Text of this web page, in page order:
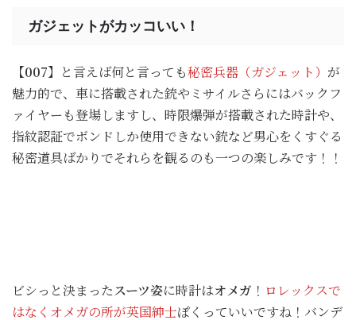
ガジェットがカッコいい！
【007】 と言えば何と言っても秘密兵器（ガジェット） が
魅力的で、車に搭載された銃やミサイルさらにはバックフ
ァイヤーも登場しますし、時限爆弾が搭載された時計や、
指紋認証でボンドしか使用できない銃など男心をくすぐる
秘密道具ばかりでそれらを観るのも一つの楽しみです！！
ビシっと決まったスーツ姿に時計はオメガ ！ ロレックスで
はなくオメガの所が英国紳士ぽくっていいですね！バンデ